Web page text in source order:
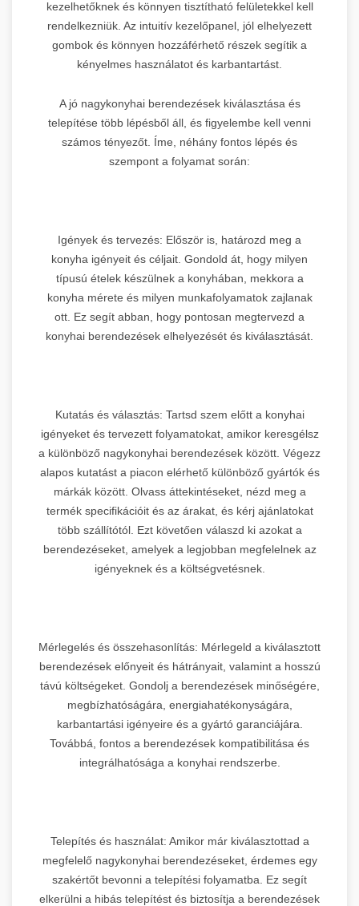
kezelhetőknek és könnyen tisztítható felületekkel kell
rendelkezniük. Az intuitív kezelőpanel, jól elhelyezett
gombok és könnyen hozzáférhető részek segítik a
kényelmes használatot és karbantartást.
A jó nagykonyhai berendezések kiválasztása és
telepítése több lépésből áll, és figyelembe kell venni
számos tényezőt. Íme, néhány fontos lépés és
szempont a folyamat során:
Igények és tervezés: Először is, határozd meg a
konyha igényeit és céljait. Gondold át, hogy milyen
típusú ételek készülnek a konyhában, mekkora a
konyha mérete és milyen munkafolyamatok zajlanak
ott. Ez segít abban, hogy pontosan megtervezd a
konyhai berendezések elhelyezését és kiválasztását.
Kutatás és választás: Tartsd szem előtt a konyhai
igényeket és tervezett folyamatokat, amikor keresgélsz
a különböző nagykonyhai berendezések között. Végezz
alapos kutatást a piacon elérhető különböző gyártók és
márkák között. Olvass áttekintéseket, nézd meg a
termék specifikációit és az árakat, és kérj ajánlatokat
több szállítótól. Ezt követően válaszd ki azokat a
berendezéseket, amelyek a legjobban megfelelnek az
igényeknek és a költségvetésnek.
Mérlegelés és összehasonlítás: Mérlegeld a kiválasztott
berendezések előnyeit és hátrányait, valamint a hosszú
távú költségeket. Gondolj a berendezések minőségére,
megbízhatóságára, energiahatékonyságára,
karbantartási igényeire és a gyártó garanciájára.
Továbbá, fontos a berendezések kompatibilitása és
integrálhatósága a konyhai rendszerbe.
Telepítés és használat: Amikor már kiválasztottad a
megfelelő nagykonyhai berendezéseket, érdemes egy
szakértőt bevonni a telepítési folyamatba. Ez segít
elkerülni a hibás telepítést és biztosítja a berendezések